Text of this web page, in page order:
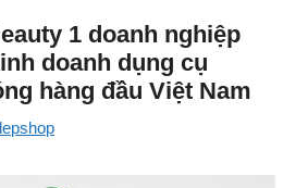
1 doanh nghiệp
doanh dụng cụ
hàng đầu Việt Nam